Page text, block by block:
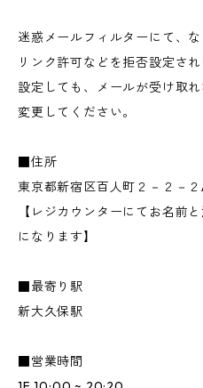
迷惑メールフィルターにて、
リンク許可などを拒否設定さ
設定しても、メールが受け取
変更してください。
■住所
東京都新宿区百人町２－２－
【レジカウンターにてお名前
になります】
■最寄り駅
新大久保駅
■営業時間